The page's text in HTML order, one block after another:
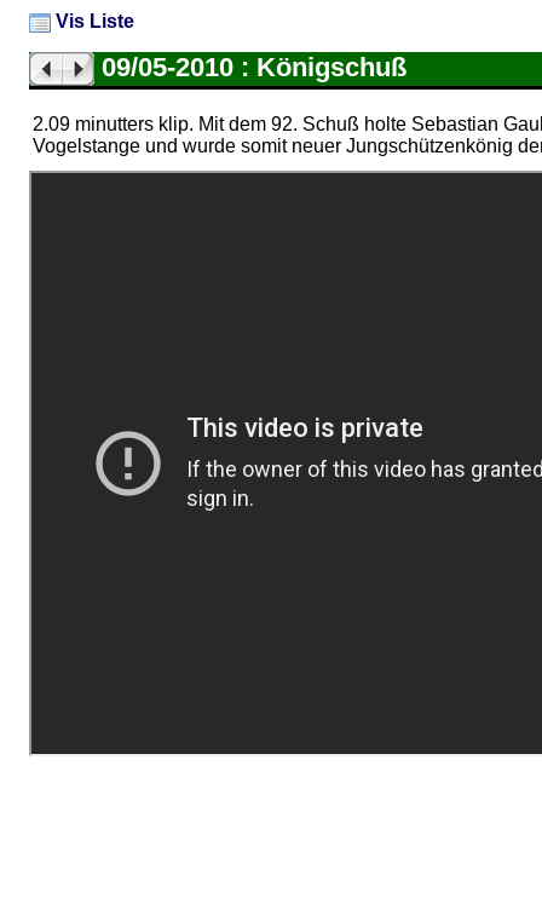
Vis Liste
09/05-2010 : Königschuß
2.09 minutters klip. Mit dem 92. Schuß holte Sebastian
Vogelstange und wurde somit neuer Jungschützenkönig